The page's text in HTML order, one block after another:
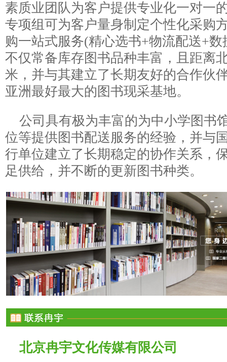
素质业团队为客户提供专业化一对一
专项组可为客户量身制定个性化采购
购一站式服务(精心选书+物流配送+
不仅常备库存图书品种丰富，且距离
米，并与其建立了长期友好的合作伙
亚洲最好最大的图书现采基地。
公司具有极为丰富的为中小学图书
位等提供图书配送服务的经验，并与
行单位建立了长期稳定的协作关系，
足供给，并不断的更新图书种类。
北京冉宇文化传媒有限公司